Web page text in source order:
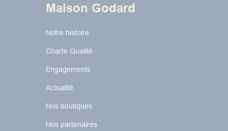
Maison Godard
Notre histoire
Charte Qualité
Engagements
Actualité
Nos boutiques
Nos partenaires